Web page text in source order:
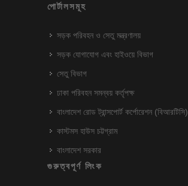
পোর্টালসমূহ
সড়ক পরিবহন ও সেতু মন্ত্রণালয়
সড়ক যোগাযোগ এবং হাইওয়ে বিভাগ
সেতু বিভাগ
ঢাকা পরিবহন সমন্বয় কর্তৃপক্ষ
বাংলাদেশ রোড ট্রান্সপোর্ট কর্পোরেশন (বিআরটিসি)
কাস্টমস হাউস চট্টগ্রাম
বাংলাদেশ সরকার
গুরুত্বপূর্ণ লিংক